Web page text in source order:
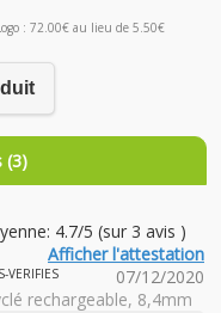
: 72.00€ au lieu de 5.50€
(3)
4.7/5 (sur 3 avis )
Afficher l'attestation
VERIFIES
07/12/2020
rechargeable, 8,4mm